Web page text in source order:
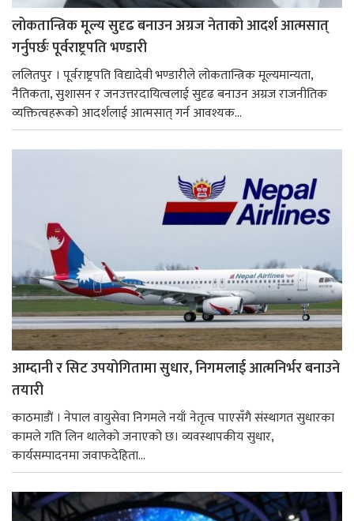
लोकतान्त्रिक मूल्य सुदृढ बनाउन अग्रज नेताको आदर्श आत्मसात्
गर्नुपर्छः पूर्वराष्ट्रपति भण्डारी
ललितपुर । पूर्वराष्ट्रपति विद्यादेवी भण्डारीले लोकतान्त्रिक मूल्यमान्यता,
नैतिकता, सुशासन र जनउत्तरदायित्वलाई सुदृढ बनाउन अग्रज राजनीतिक
व्यक्तित्वहरूको आदर्शलाई आत्मसात् गर्न आवश्यक...
आम्दानी र सिट उपयोगितामा सुधार, निगमलाई आत्मनिर्भर बनाउने
तयारी
काठमाडाैं । नेपाल वायुसेवा निगमले नयाँ नेतृत्व पाएसँगै संस्थागत सुधारका
कामले गति लिन थालेको जनाएको छ। व्यवस्थापकीय सुधार,
कार्यसम्पादनमा जवाफदेहिता...